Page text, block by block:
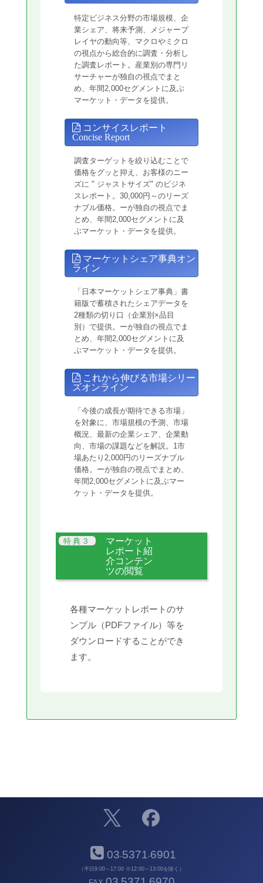
特定ビジネス分野の市場規模、企
業シェア、将来予測、メジャープ
レイヤの動向等、マクロやミクロ
の視点から総合的に調査・分析し
た調査レポート。産業別の専門リ
サーチャーが独自の視点でまと
め、年間2,000セグメントに及ぶ
マーケット・データを提供。
コンサイスレポート
Concise Report
調査ターゲットを絞り込むことで
価格をグッと抑え、お客様のニー
ズに " ジャストサイズ" のビジネ
スレポート。30,000円～のリーズ
ナブル価格。ーが独自の視点でま
とめ、年間2,000セグメントに及
ぶマーケット・データを提供。
マーケットシェア事典オン
ライン
「日本マーケットシェア事典」書
籍版で蓄積されたシェアデータを
2種類の切り口（企業別×品目
別）で提供。ーが独自の視点でま
とめ、年間2,000セグメントに及
ぶマーケット・データを提供。
これから伸びる市場シリー
ズオンライン
「今後の成長が期待できる市場」
を対象に、市場規模の予測、市場
概況、最新の企業シェア、企業動
向、市場の課題などを解説。1市
場あたり2,000円のリーズナブル
価格。ーが独自の視点でまとめ、
年間2,000セグメントに及ぶマー
ケット・データを提供。
マーケット
レポート紹
介コンテン
ツの閲覧
各種マーケットレポートのサ
ンプル（PDFファイル）等を
ダウンロードすることができ
ます。
03-5371-6901
（平日9:00～17:00 ※12:00～13:00を除く）